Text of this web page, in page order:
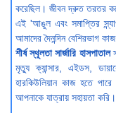
করেছিল। জীবন দ্রুত তরতর
এই 'আঙুল এবং সমাপ্তির
আমাদের দৈনন্দিন বেশিরভাগ
শীর্ষ স্থূলতা সার্জারি হাসপাতাল
মৃত্যু ক্যান্সার, এইডস,
হারকিউলিয়ান কাজ হতে পারে
আপনাকে যাত্রায় সহায়তা করি।